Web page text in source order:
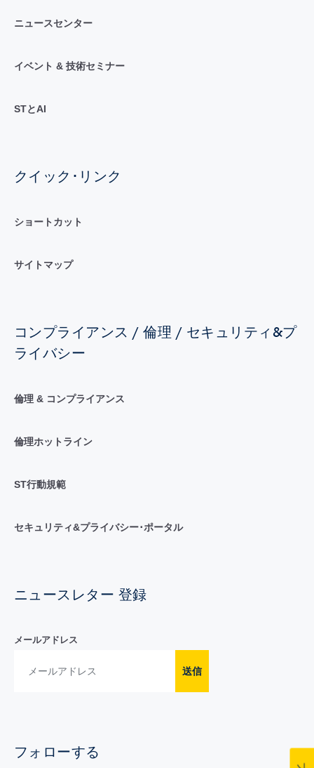
ニュースセンター
イベント & 技術セミナー
STとAI
クイック･リンク
ショートカット
サイトマップ
コンプライアンス / 倫理 / セキュリティ&プ
ライバシー
倫理 & コンプライアンス
倫理ホットライン
ST行動規範
セキュリティ&プライバシー･ポータル
ニュースレター 登録
メールアドレス
送信
フォローする